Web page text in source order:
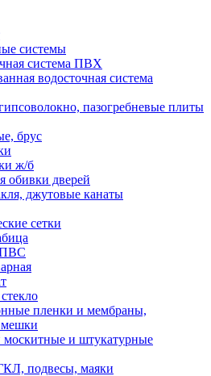
системы
система ПВХ
водосточная система
пазогребневые плиты
брус
ж/б
обивки дверей
джутовые канаты
сетки
пленки и мембраны,
мешки
москитные и штукатурные
подвесы, маяки